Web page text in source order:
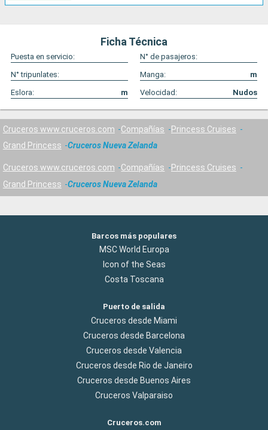
Ficha Técnica
Puesta en servicio:
N° de pasajeros:
N° tripunlates:
Manga:
m
Eslora:
m Velocidad: Nudos
Cruceros www.cruceros.com Compañías
Princess Cruises
Grand Princess
Cruceros Nueva Zelanda
Cruceros www.cruceros.com Compañías
Princess Cruises
Grand Princess
Cruceros Nueva Zelanda
Barcos más populares
MSC World Europa
Icon of the Seas
Costa Toscana
Puerto de salida
Cruceros desde Miami
Cruceros desde Barcelona
Cruceros desde Valencia
Cruceros desde Rio de Janeiro
Cruceros desde Buenos Aires
Cruceros Valparaiso
Cruceros.com